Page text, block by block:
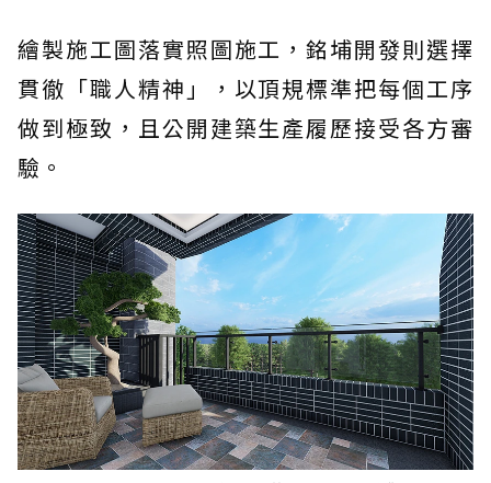
繪製施工圖落實照圖施工，銘埔開發則選擇
貫徹「職人精神」，以頂規標準把每個工序
做到極致，且公開建築生產履歷接受各方審
驗。